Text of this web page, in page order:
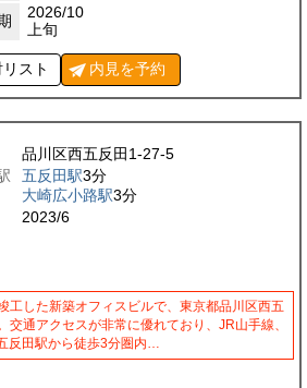
2026/10
上旬
スト 内見を予約
品川区西五反田1-27-5
五反田駅3分
大崎広小路駅3分
2023/6
工した新築オフィスビルで、東京都品川区西五
交通アクセスが非常に優れており、JR山手線、
反田駅から徒歩3分圏内…